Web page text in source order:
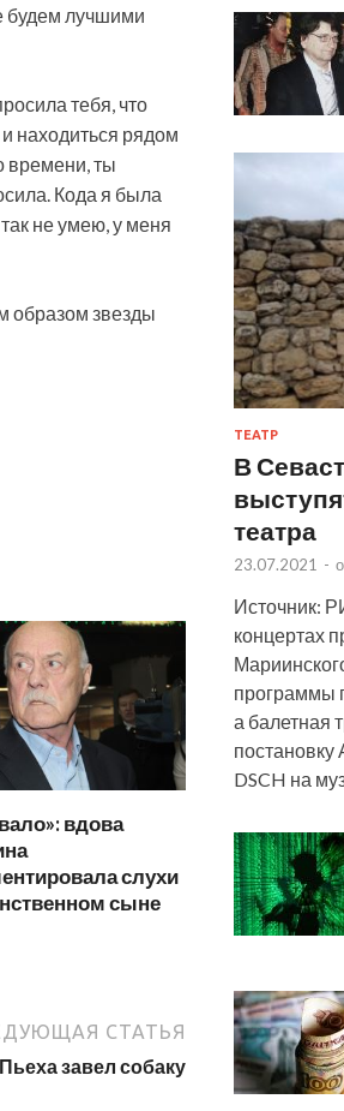
будем лучшими
тебя, что
находиться рядом
времени, ты
Кода я была
не умею, у меня
образом звезды
вдова
слухи
сыне
СТАТЬЯ
завел собаку
ТЕАТР
В
театра
23.07.2021 -
Источник:
концертах
программы
а балетная
постановку
DSCH на